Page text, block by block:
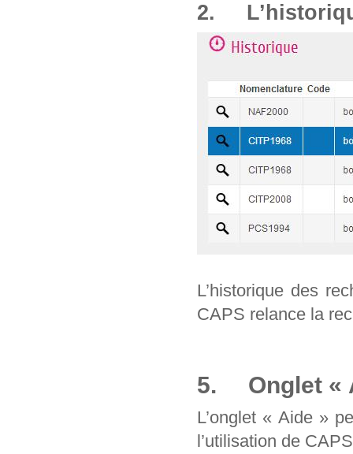
2.
L’historique des
CAPS relance la
5. Onglet «
L’onglet « Aide »
l’utilisation de